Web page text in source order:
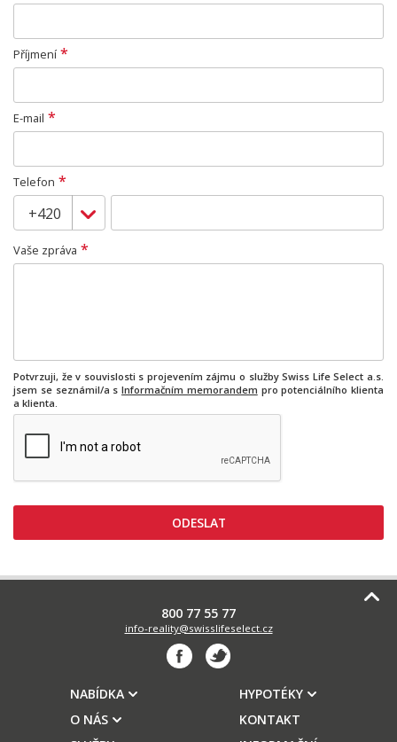
Příjmení *
E-mail *
Telefon *
Vaše zpráva *
Potvrzuji, že v souvislosti s projevením zájmu o služby Swiss Life Select a.s.
jsem se seznámil/a s Informačním memorandem pro potenciálního klienta
a klienta.
800 77 55 77
info-reality@swisslifeselect.cz
NABÍDKA
O NÁS
HYPOTÉKY
KONTAKT